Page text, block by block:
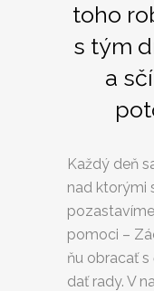
toho
s tým
a
Každý deň
nad ktorými
pomoci –
ňu obracať
dať rady. V